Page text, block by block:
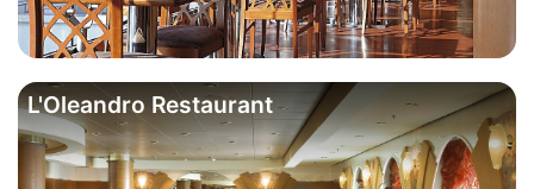
L'Oleandro Restaurant